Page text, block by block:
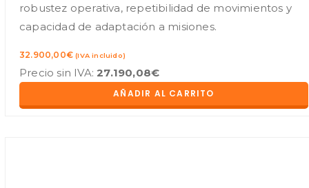
robustez operativa, repetibilidad de movimientos y
capacidad de adaptación a misiones.
32.900,00€ (IVA incluido)
Precio sin IVA:27.190,08€
AÑADIR AL CARRITO